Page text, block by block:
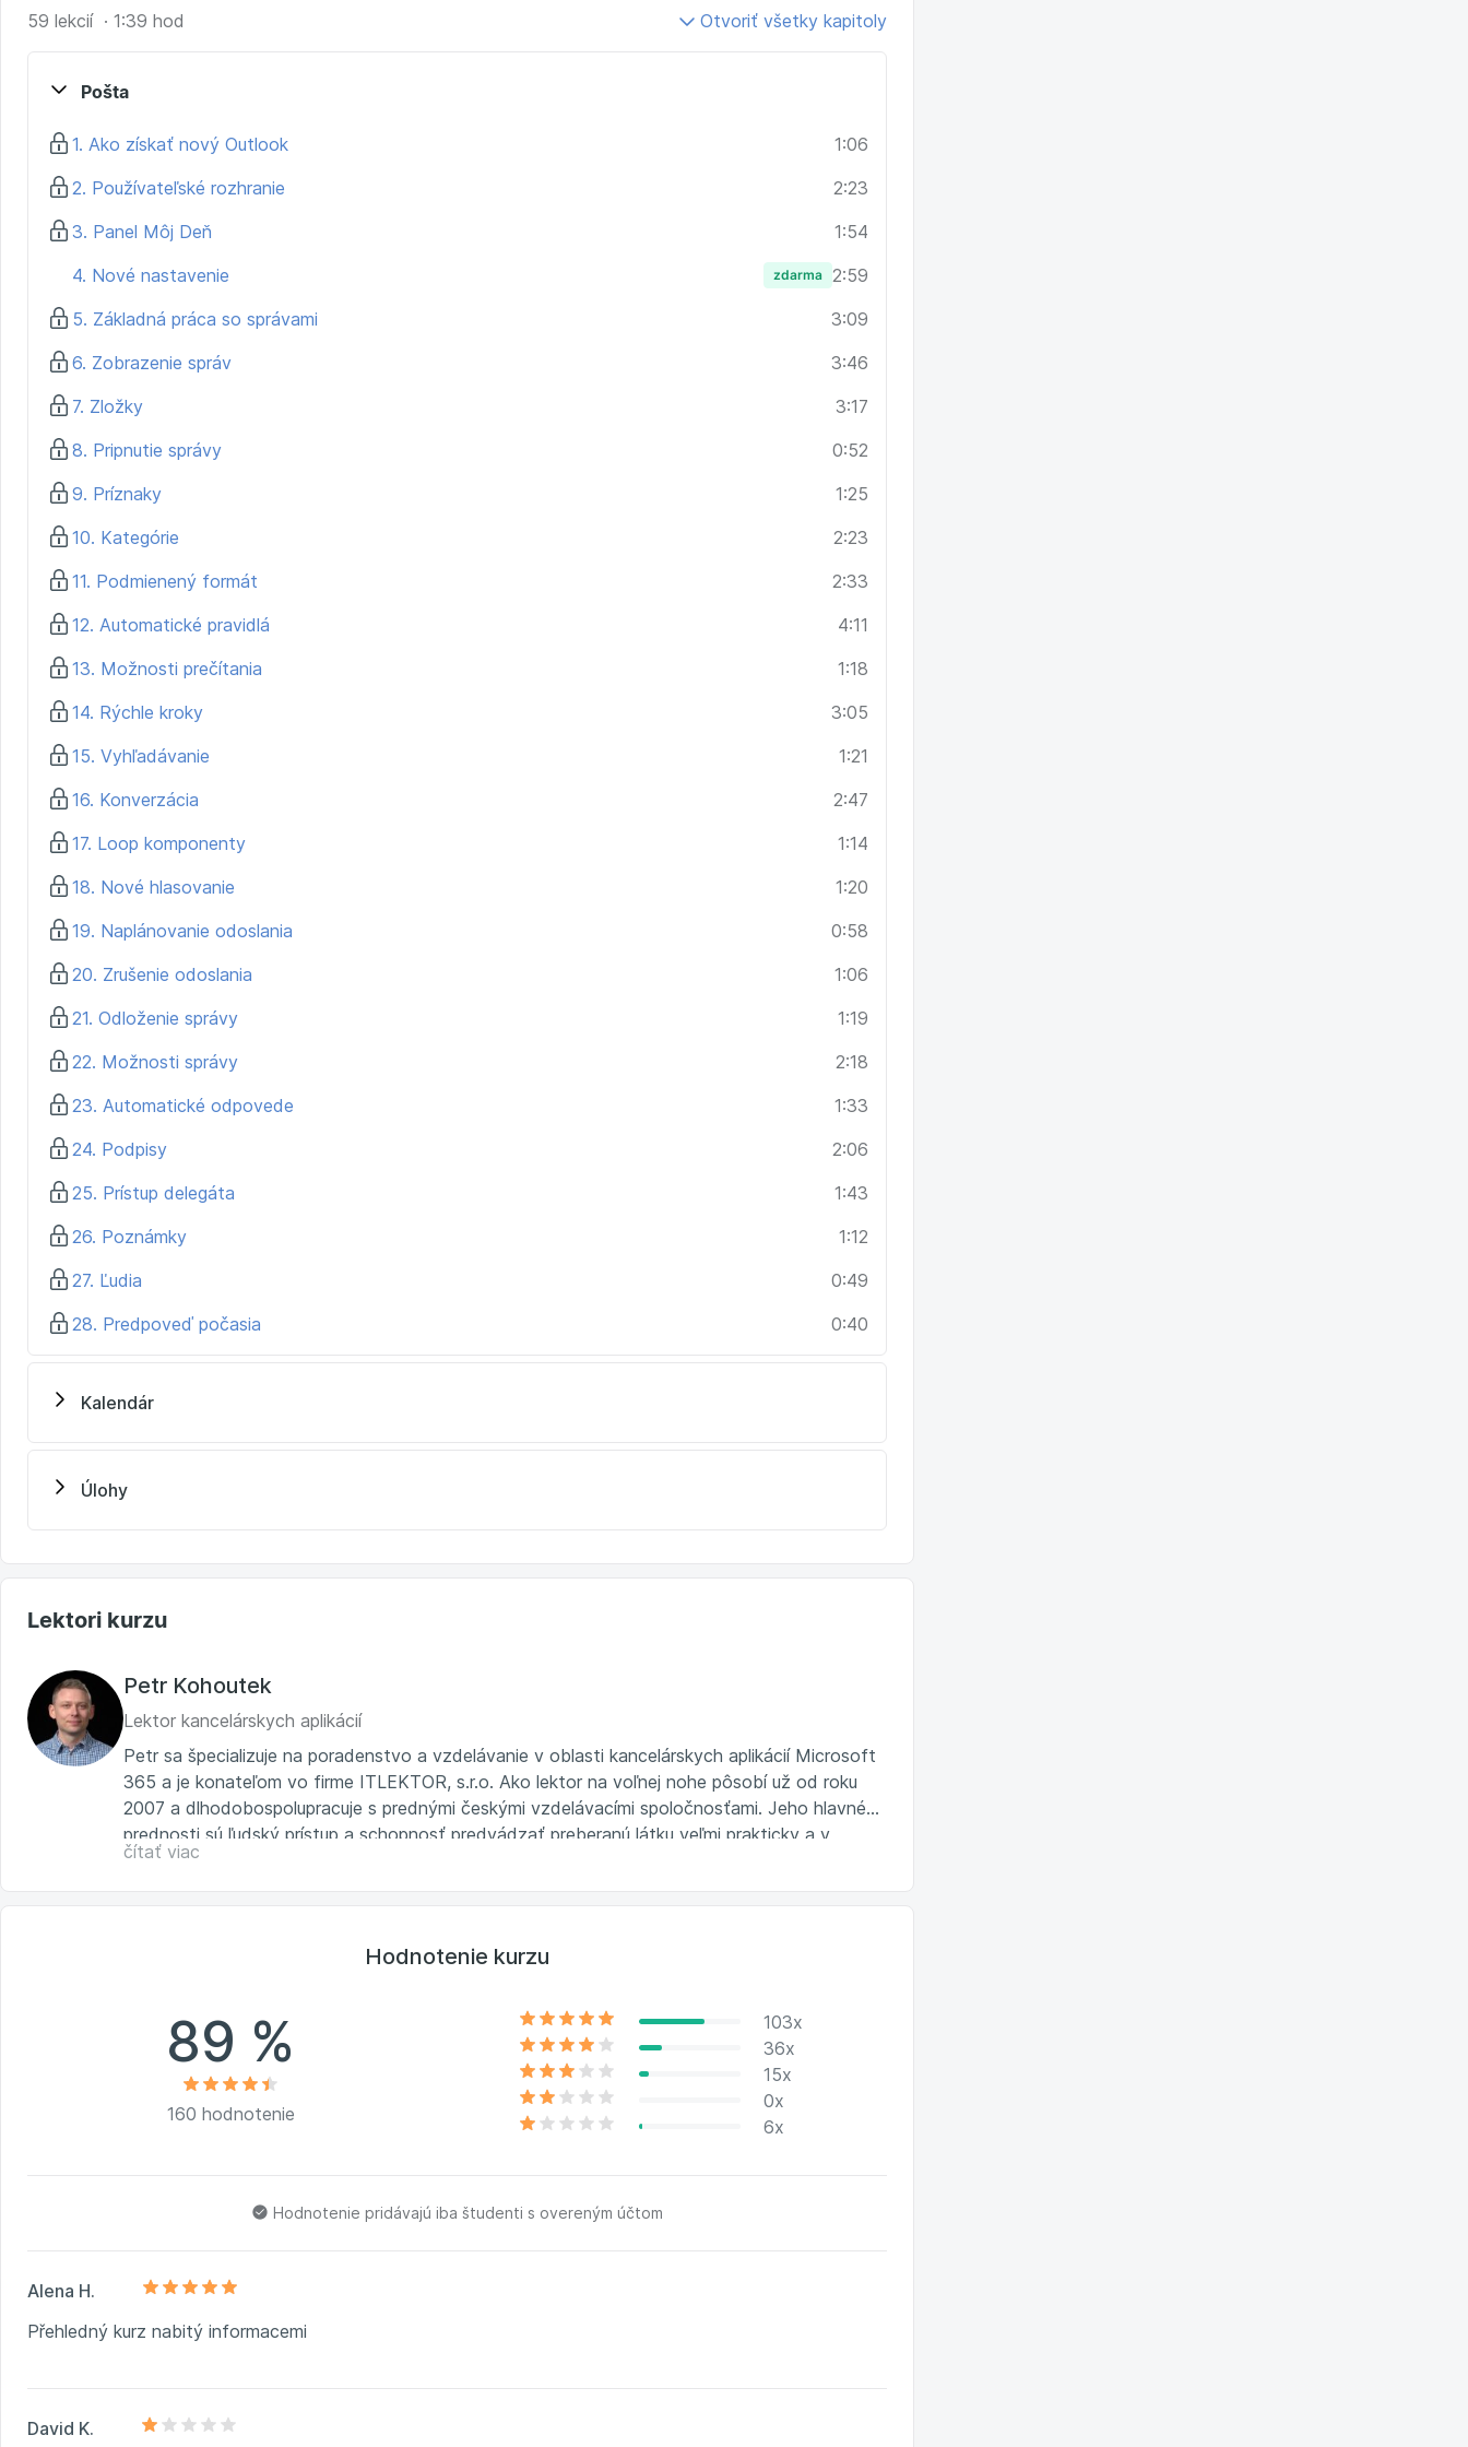
59 lekcií · 1:39 hod Otvoriť všetky kapitoly
Pošta
1. Ako získať nový Outlook
1:06
2. Používateľské rozhranie
2:23
3. Panel Môj Deň
1:54
4. Nové nastavenie
zdarma
2:59
5. Základná práca so správami
3:09
6. Zobrazenie správ
3:46
7. Zložky
3:17
8. Pripnutie správy
0:52
9. Príznaky
1:25
10. Kategórie
2:23
11. Podmienený formát
2:33
12. Automatické pravidlá
4:11
13. Možnosti prečítania
1:18
14. Rýchle kroky
3:05
15. Vyhľadávanie
1:21
16. Konverzácia
2:47
17. Loop komponenty
1:14
18. Nové hlasovanie
1:20
19. Naplánovanie odoslania
0:58
20. Zrušenie odoslania
1:06
21. Odloženie správy
1:19
22. Možnosti správy
2:18
23. Automatické odpovede
1:33
24. Podpisy
2:06
25. Prístup delegáta
1:43
26. Poznámky
1:12
27. Ľudia
0:49
28. Predpoveď počasia
0:40
Kalendár
Úlohy
Lektori kurzu
Petr Kohoutek
Lektor kancelárskych aplikácií
Petr sa špecializuje na poradenstvo a vzdelávanie v oblasti kancelárskych aplikácií Microsoft
365 a je konateľom vo firme ITLEKTOR, s.r.o. Ako lektor na voľnej nohe pôsobí už od roku
2007 a dlhodobospolupracuje s prednými českými vzdelávacími spoločnosťami. Jeho hlavné
prednosti sú ľudský prístup a schopnosť predvádzať preberanú látku veľmi prakticky a v
súvislostiach, zrozumiteľne i pre menej skúsenýchpoužívateľov. Príležitostne sa venuje tiež
programovaniu, tvorí vlastné e-learningové kurzy na portáliUmimExcel.cz a videonávody na
YouTube kanáli ITLEKTOR, kde nájdete mnoho inšpiratívnych videí o Excelia ďalších
záhrade a chov sliepok. Viac informácií nájdete na itlektor.cz.
čítať viac
Hodnotenie kurzu
89 %
160 hodnotenie
103x
36x
15x
0x
6x
Hodnotenie pridávajú iba študenti s overeným účtom
Alena H.
Přehledný kurz nabitý informacemi
David K.